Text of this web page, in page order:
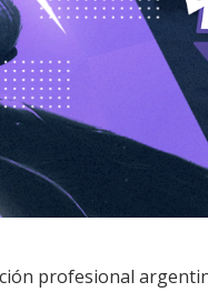
profesional